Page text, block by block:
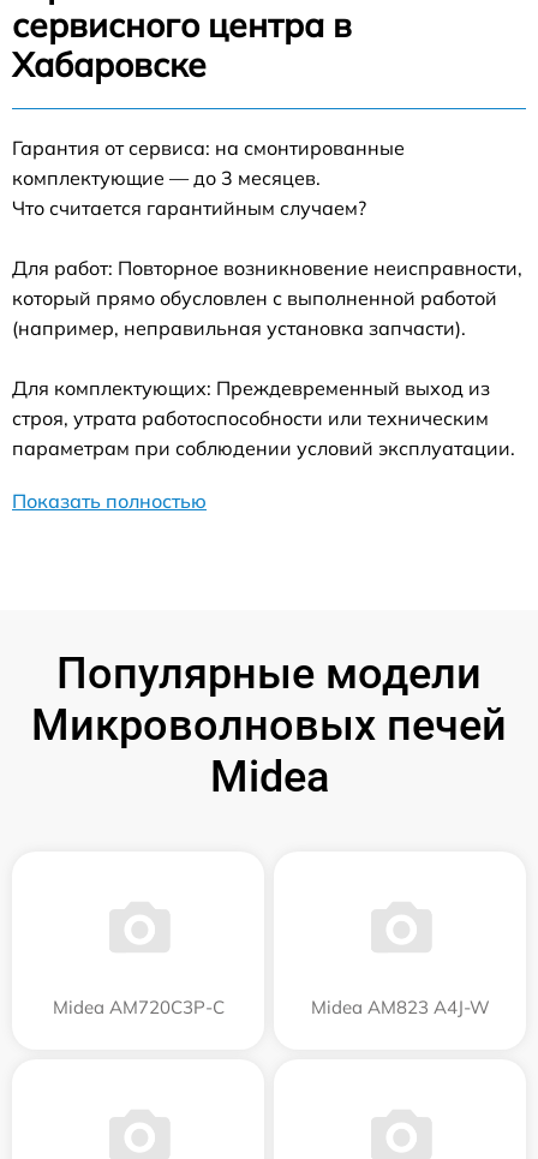
сервисного центра в
Хабаровске
Гарантия от сервиса: на смонтированные
комплектующие — до 3 месяцев.
Что считается гарантийным случаем?
Для работ: Повторное возникновение неисправности,
который прямо обусловлен с выполненной работой
(например, неправильная установка запчасти).
Для комплектующих: Преждевременный выход из
строя, утрата работоспособности или техническим
параметрам при соблюдении условий эксплуатации.
Показать полностью
Популярные модели
Микроволновых печей
Midea
Midea AM720C3P-C Midea AM823 A4J-W